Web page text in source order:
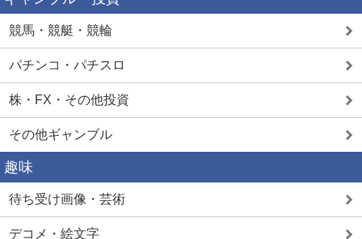
競馬・競艇・競輪
パチンコ・パチスロ
株・FX・その他投資
その他ギャンブル
趣味
待ち受け画像・芸術
デコメ・絵文字